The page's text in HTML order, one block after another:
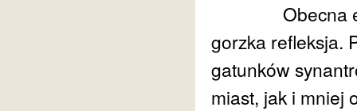
Obecna
gorzka refleksja.
gatunków
miast, jak i mniej